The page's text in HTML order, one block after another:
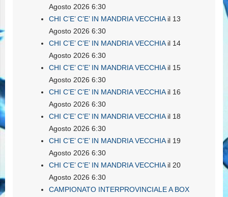
Agosto 2026 6:30
CHI C’E’ C’E’ IN MANDRIA VECCHIAil 13
Agosto 2026 6:30
CHI C’E’ C’E’ IN MANDRIA VECCHIAil 14
Agosto 2026 6:30
CHI C’E’ C’E’ IN MANDRIA VECCHIAil 15
Agosto 2026 6:30
CHI C’E’ C’E’ IN MANDRIA VECCHIAil 16
Agosto 2026 6:30
CHI C’E’ C’E’ IN MANDRIA VECCHIAil 18
Agosto 2026 6:30
CHI C’E’ C’E’ IN MANDRIA VECCHIAil 19
Agosto 2026 6:30
CHI C’E’ C’E’ IN MANDRIA VECCHIAil 20
Agosto 2026 6:30
CAMPIONATO INTERPROVINCIALE A BOX